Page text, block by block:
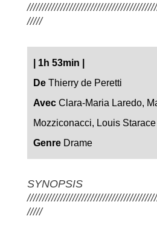
/////
1h 53min
DeThierry de Peretti
AvecClara-Maria Laredo,
Mozziconacci, Louis Starace
GenreDrame
SYNOPSIS
/////